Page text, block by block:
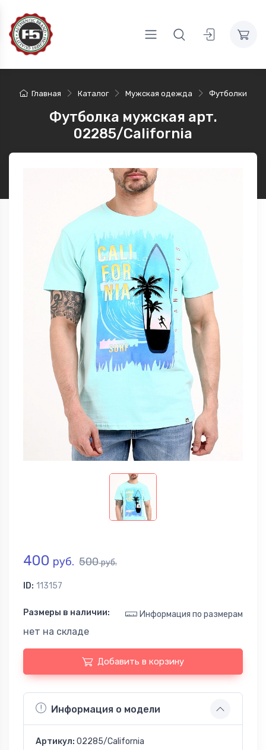
Главная Каталог Мужская одежда Футболки
Футболка мужская арт.
02285/California
400 руб. 500руб.
ID: 113157
Размеры в наличии: Информация по размерам
нет на складе
Добавить в корзину
Информация о модели
Артикул: 02285/California